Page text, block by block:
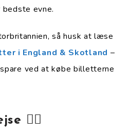
evne.
så husk at læse
i England & Skotland –
ved at købe billetterne
👇🏻